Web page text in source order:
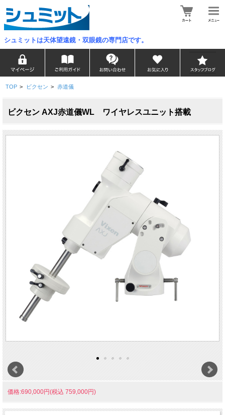
シュミットは天体望遠鏡・双眼鏡の専門店です。
TOP > ビクセン > 赤道儀
ビクセン AXJ赤道儀WL ワイヤレスユニット搭載
価格:690,000円(税込 759,000円)